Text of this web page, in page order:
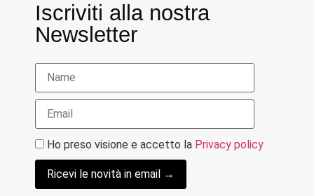
Iscriviti alla nostra
Newsletter
Ho preso visione e accetto la Privacy policy
Ricevi le novità in email →